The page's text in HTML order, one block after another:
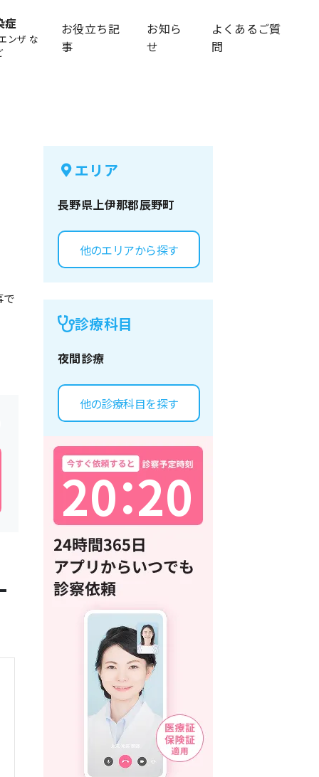
症
ンザ な
お役立ち記
事
お知ら
せ
よくあるご質
問
エリア
長野県上伊那郡辰野町
他のエリアから探す
診療科目
夜間診療
他の診療科目を探す
20：
20